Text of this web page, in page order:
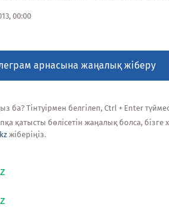
00:00
арнасына жаңалық жіберу
ба? Тінтуірмен белгілеп, Ctrl + Enter
қатысты бөлісетін жаңалық болса,
жіберіңіз.